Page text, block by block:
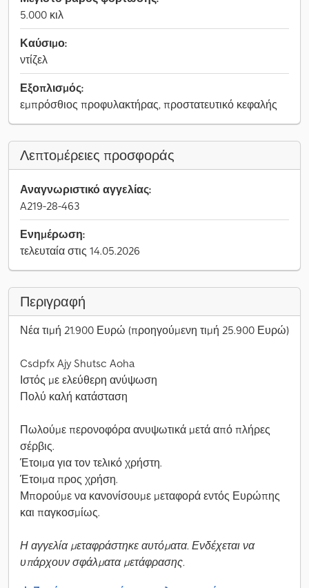
5.000 κιλ
Καύσιμο:
ντίζελ
Εξοπλισμός:
εμπρόσθιος προφυλακτήρας, προστατευτικό κεφαλής
Λεπτομέρειες προσφοράς
Αναγνωριστικό αγγελίας:
A219-28-463
Ενημέρωση:
τελευταία στις 14.05.2026
Περιγραφή
Νέα τιμή 21.900 Ευρώ (προηγούμενη τιμή 25.900 Ευρώ)
Csdpfx Ajy Shutsc Aoha
Ιστός με ελεύθερη ανύψωση
Πολύ καλή κατάσταση
Πωλούμε περονοφόρα ανυψωτικά μετά από πλήρες
σέρβις.
Έτοιμα για τον τελικό χρήστη.
Έτοιμα προς χρήση.
Μπορούμε να κανονίσουμε μεταφορά εντός Ευρώπης
και παγκοσμίως.
Η αγγελία μεταφράστηκε αυτόματα. Ενδέχεται να
υπάρχουν σφάλματα μετάφρασης.